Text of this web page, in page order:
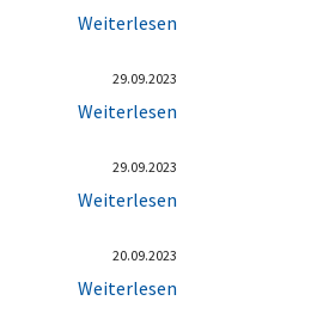
Weiterlesen
29.09.2023
Weiterlesen
29.09.2023
Weiterlesen
20.09.2023
Weiterlesen